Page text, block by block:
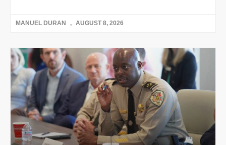
MANUEL DURAN AUGUST 8, 2026